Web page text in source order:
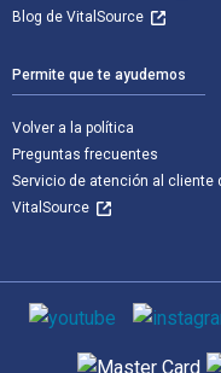
Blog de VitalSource
Permite que te ayudemos
Volver a la política
Preguntas frecuentes
Servicio de atención al cliente
VitalSource
Medios de
Métodos de pago